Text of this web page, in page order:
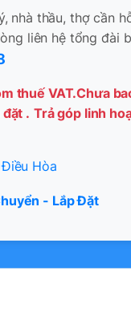
nhà thầu, thợ cần
liên hệ tổng đài
thuế VAT.Chưa
. Trả góp linh
Hòa
- Lắp Đặt